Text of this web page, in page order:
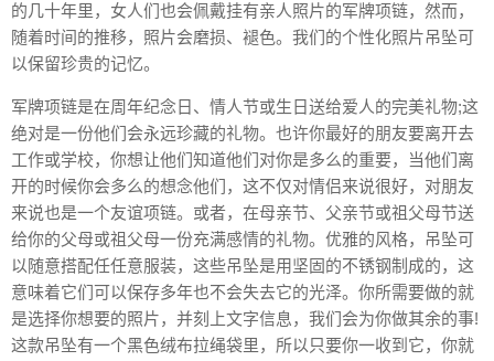
的几十年里，女人们也会佩戴挂有亲人照片的军牌项链，然而，
随着时间的推移，照片会磨损、褪色。我们的个性化照片吊坠可
以保留珍贵的记忆。
军牌项链是在周年纪念日、情人节或生日送给爱人的完美礼物;这
绝对是一份他们会永远珍藏的礼物。也许你最好的朋友要离开去
工作或学校，你想让他们知道他们对你是多么的重要，当他们离
开的时候你会多么的想念他们，这不仅对情侣来说很好，对朋友
来说也是一个友谊项链。或者，在母亲节、父亲节或祖父母节送
给你的父母或祖父母一份充满感情的礼物。优雅的风格，吊坠可
以随意搭配任任意服装，这些吊坠是用坚固的不锈钢制成的，这
意味着它们可以保存多年也不会失去它的光泽。你所需要做的就
是选择你想要的照片，并刻上文字信息，我们会为你做其余的事!
这款吊坠有一个黑色绒布拉绳袋里，所以只要你一收到它，你就